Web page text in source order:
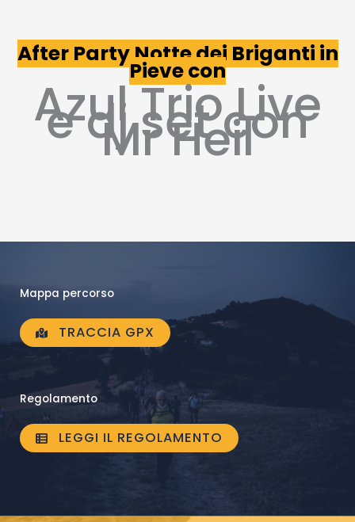
After Party Notte dei Briganti in
Pieve con
Azul Trio Live
e dj set con
Mr Heil
Mappa percorso
TRACCIA GPX
Regolamento
LEGGI IL REGOLAMENTO